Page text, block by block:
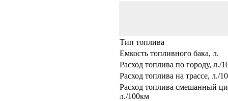
Тип топлива
Емкость топливного бака, л.
Расход топлива по городу, л./
Расход топлива на трассе, л./
Расход топлива смешанный
л./100км